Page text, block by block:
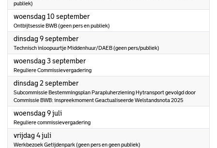
publiek)
woensdag 10 september2025
Ontbijtsessie BWB (geen pers en publiek)
dinsdag 9 september2025
Technisch inloopuurtje Middenhuur/DAEB (geen pers/publiek)
woensdag 3 september2025
Reguliere Commissievergadering
dinsdag 2 september2025
Subcommissie Bestemmingsplan Parapluherziening Hytransport gevolgd door
Commissie BWB: inspreekmoment Geactualiseerde Welstandsnota 2025
woensdag 9 juli
Reguliere commissievergadering
vrijdag 4 juli
Werkbezoek Getijdenpark (geen pers en geen publiek)